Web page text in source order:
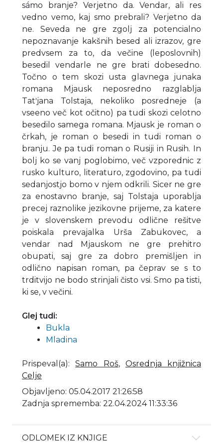
sámo branje? Verjetno da. Vendar, ali res
vedno vemo, kaj smo prebrali? Verjetno da
ne. Seveda ne gre zgolj za potencialno
nepoznavanje kakšnih besed ali izrazov, gre
predvsem za to, da večine (leposlovnih)
besedil vendarle ne gre brati dobesedno.
Točno o tem skozi usta glavnega junaka
romana Mjausk neposredno razglablja
Tatʹjana Tolstaja, nekoliko posredneje (a
vseeno več kot očitno) pa tudi skozi celotno
besedilo samega romana. Mjausk je roman o
črkah, je roman o besedi in tudi roman o
branju. Je pa tudi roman o Rusiji in Rusih. In
bolj ko se vanj poglobimo, več vzporednic z
rusko kulturo, literaturo, zgodovino, pa tudi
sedanjostjo bomo v njem odkrili. Sicer ne gre
za enostavno branje, saj Tolstaja uporablja
precej raznolike jezikovne prijeme, za katere
je v slovenskem prevodu odlične rešitve
poiskala prevajalka Urša Zabukovec, a
vendar nad Mjauskom ne gre prehitro
obupati, saj gre za dobro premišljen in
odlično napisan roman, pa čeprav se s to
trditvijo ne bodo strinjali čisto vsi. Smo pa tisti,
ki se, v večini.
Glej tudi:
Bukla
Mladina
Prispeval(a):Samo Roš, Osrednja knjižnica
Celje
Objavljeno: 05.04.2017 21:26:58
Zadnja sprememba: 22.04.2024 11:33:36
ODLOMEK IZ KNJIGE